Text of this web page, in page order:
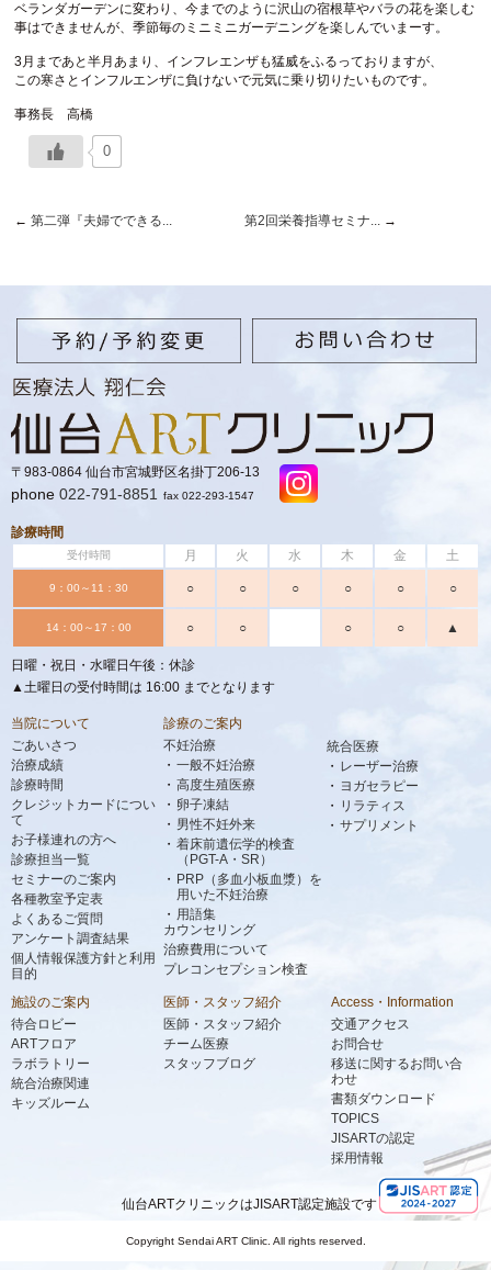
ベランダガーデンに変わり、今までのように沢山の宿根草やバラの花を楽しむ
事はできませんが、季節毎のミニミニガーデニングを楽しんでいまーす。
3月まであと半月あまり、インフレエンザも猛威をふるっておりますが、
この寒さとインフルエンザに負けないで元気に乗り切りたいものです。
事務長 高橋
0
← 第二弾『夫婦でできる... 第2回栄養指導セミナ... →
〒983-0864 仙台市宮城野区名掛丁206-13
phone 022-791-8851 fax 022-293-1547
診療時間
受付時間 月 火 水 木 金 土
9：00～11：30 ○ ○ ○ ○ ○ ○
14：00～17：00 ○ ○ ○ ○ ▲
日曜・祝日・水曜日午後：休診
▲土曜日の受付時間は 16:00 までとなります
当院について
ごあいさつ
治療成績
診療時間
クレジットカードについ
て
お子様連れの方へ
診療担当一覧
セミナーのご案内
各種教室予定表
よくあるご質問
アンケート調査結果
個人情報保護方針と利用
目的
診療のご案内
不妊治療
一般不妊治療
高度生殖医療
卵子凍結
男性不妊外来
着床前遺伝学的検査
（PGT-A・SR）
PRP（多血小板血漿）を
用いた不妊治療
用語集
カウンセリング
治療費用について
プレコンセプション検査
統合医療
レーザー治療
ヨガセラピー
リラティス
サプリメント
施設のご案内
待合ロビー
ARTフロア
ラボラトリー
統合治療関連
キッズルーム
医師・スタッフ紹介
医師・スタッフ紹介
チーム医療
スタッフブログ
Access・Information
交通アクセス
お問合せ
移送に関するお問い合
わせ
書類ダウンロード
TOPICS
JISARTの認定
採用情報
仙台ARTクリニックはJISART認定施設です
Copyright Sendai ART Clinic. All rights reserved.